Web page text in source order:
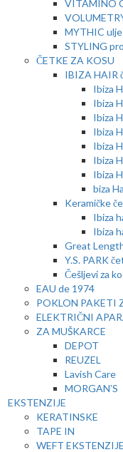
VITAMINO
MYTHIC ulje
STYLING
ČETKE ZA KOSU
IBIZA HAIR
Ibiza
Ibiza
Ibiza
Ibiza
Ibiza
Ibiza
Ibiza
biza
Keramičke
Ibiza
Ibiza
Great
Y.S. PARK
Češljevi za
EAU de 1974
POKLON PAKETI
ELEKTRIČNI
ZA MUŠKARCE
DEPOT
REUZEL
Lavish Care
MORGAN’S
EKSTENZIJE
KERATINSKE
TAPE IN
WEFT